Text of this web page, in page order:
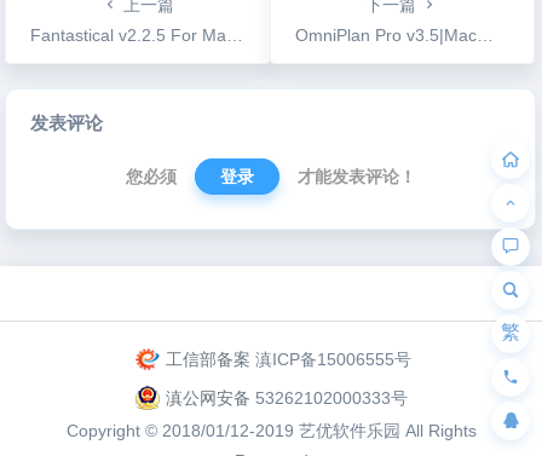
上一篇
Fantastical v2.2.5 For Mac |最佳最好用的日历软件
下一篇
OmniPlan Pro v3.5|Mac下最好用的项目流程管理工具
发表评论
您必须 登录 才能发表评论！
工信部备案 滇ICP备15006555号
滇公网安备 53262102000333号
Copyright © 2018/01/12-2019 艺优软件乐园 All Rights
繁